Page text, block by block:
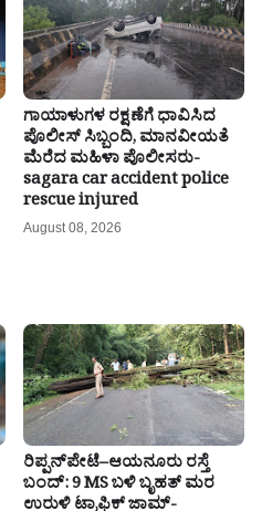
ಗಾಯಾಳುಗಳ ರಕ್ಷಣೆಗೆ ಧಾವಿಸಿದ
ಪೊಲೀಸ್ ಸಿಬ್ಬಂದಿ, ಮಾನವೀಯತೆ
ಮೆರೆದ ಮಹಿಳಾ ಪೊಲೀಸರು-
sagara car accident police
rescue injured
August 08, 2026
ರಿಪ್ಪನ್‌ಪೇಟೆ–ಆಯನೂರು ರಸ್ತೆ
ಬಂದ್: 9 MS ಬಳಿ ಬೃಹತ್ ಮರ